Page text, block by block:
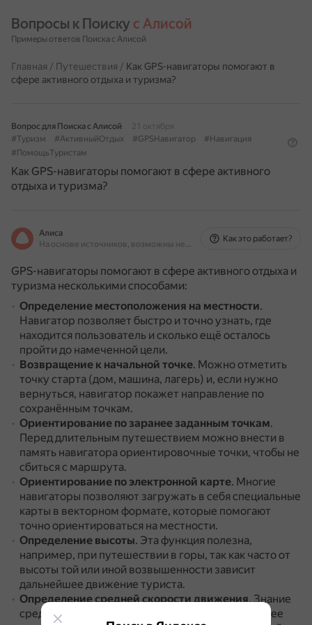
Вопросы к Поиску с Алисой
Примеры ответов Поиска с Алисой
Главная / Путешествия / Как GPS-навигаторы помогают в
сфере активного отдыха и туризма?
Вопрос для Поиска с Алисой
21 октября
#Туризм
#АктивныйОтдых #GPSНавигатор
#Навигация
#ПомощьТуристам
Как GPS-навигаторы помогают в сфере активного
отдыха и туризма?
Алиса
На основе источников, возможны неточности
Как это работает?
GPS-навигаторы помогают в сфере активного отдыха и
туризма несколькими способами:
Определение местоположения на местности.
Навигатор позволяет быстро и точно узнать, где
находится пользователь и сколько ещё осталось
пройти до намеченной цели.
Возвращение к начальной точке. Можно отметить
точку старта (дом, машина, лагерь) и, если нужно
вернуться, навигатор покажет направление по
сохранённым точкам.
Ориентирование по заранее заданным точкам.
Перед длительным путешествием можно внести в
память навигатора ориентировочные точки, чтобы не
сбиться с маршрута.
Ориентирование по электронной карте. Многие
навигаторы позволяют загружать в себя специальные
карты в векторном формате, которые помогают
точно ориентироваться на местности.
Определение высоты. Эта функция полезна,
например, при путешествии в горы, так как часто от
высоты той или иной возвышенности зависит
дальнейшее движение туриста.
Определение средней скорости движения.Знание
средней скорости передвижения позволяет более